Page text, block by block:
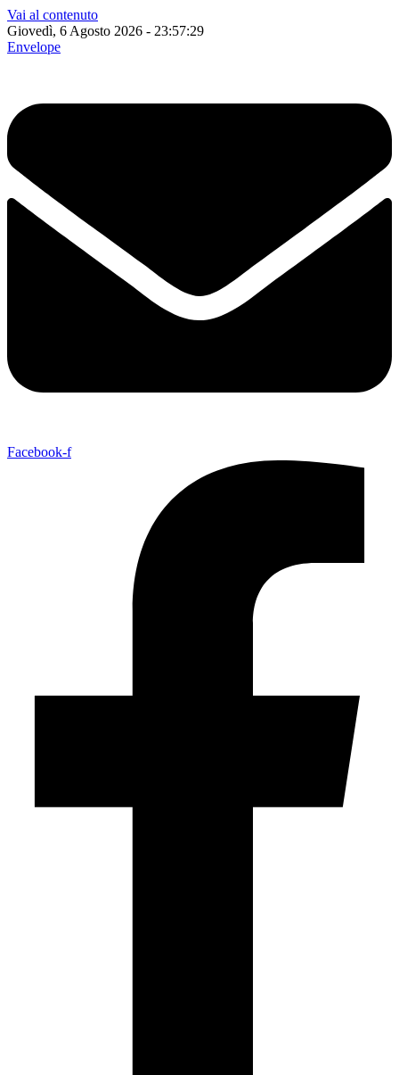
Vai al contenuto
Giovedì, 6 Agosto 2026 - 23:57:30
Envelope
Facebook-f